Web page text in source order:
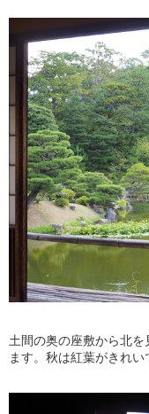
土間の奥の座敷から北
ます。秋は紅葉がきれい